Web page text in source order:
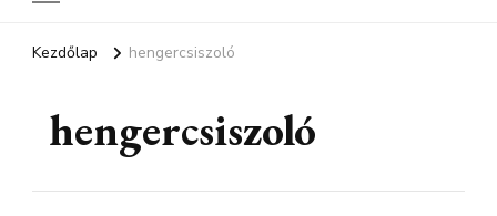
Kezdőlap hengercsiszoló
hengercsiszoló